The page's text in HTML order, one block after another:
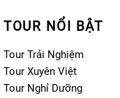
TOUR NỔI BẬT
Tour Trải Nghiệm
Tour Xuyên Việt
Tour Nghỉ Dưỡng